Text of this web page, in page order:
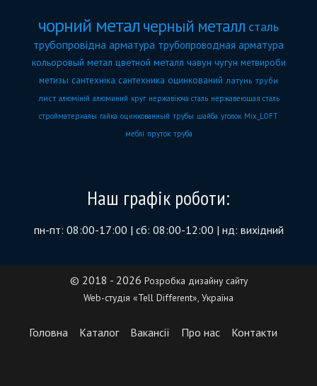
чорний метал черный металл сталь
трубопровідна арматура трубопроводная арматура
кольоровый метал цветной металл чавун чугун метвироби
метизы сантехніка сантехника оцинкований латунь труби
лист алюміній алюминий круг нержавіюча сталь нержавеющая сталь
стройматериалы гайка оцинкованный трубы шайба уголок Mix_LOFT
меблі пруток труба
Наш графік роботи:
пн-пт: 08:00-17:00 | сб: 08:00-12:00 | нд: вихідний
© 2018 - 2026 Розробка дизайну сайту
Web-студія «Tell Different», Україна
Головна Каталог Вакансії Про нас Контакти